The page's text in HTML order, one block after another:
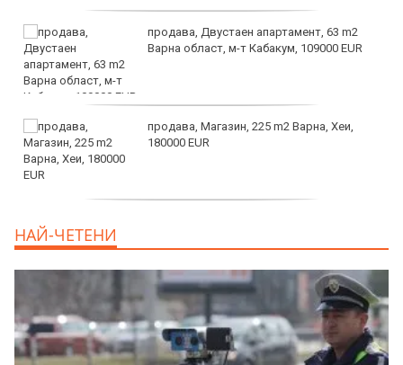
продава, Двустаен апартамент, 63 m2
Варна област, м-т Кабакум, 109000 EUR
продава, Магазин, 225 m2 Варна, Хеи,
180000 EUR
НАЙ-ЧЕТЕНИ